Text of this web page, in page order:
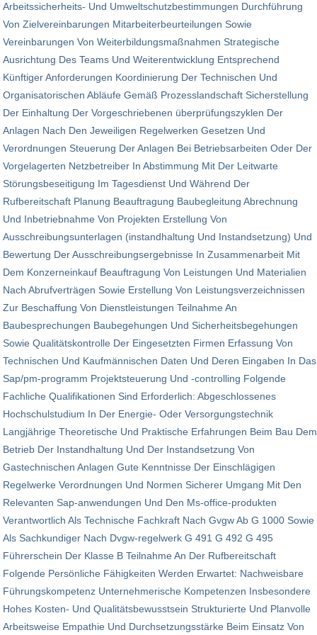
Arbeitssicherheits- Und Umweltschutzbestimmungen Durchführung
Von Zielvereinbarungen Mitarbeiterbeurteilungen Sowie
Vereinbarungen Von Weiterbildungsmaßnahmen Strategische
Ausrichtung Des Teams Und Weiterentwicklung Entsprechend
Künftiger Anforderungen Koordinierung Der Technischen Und
Organisatorischen Abläufe Gemäß Prozesslandschaft Sicherstellung
Der Einhaltung Der Vorgeschriebenen überprüfungszyklen Der
Anlagen Nach Den Jeweiligen Regelwerken Gesetzen Und
Verordnungen Steuerung Der Anlagen Bei Betriebsarbeiten Oder Der
Vorgelagerten Netzbetreiber In Abstimmung Mit Der Leitwarte
Störungsbeseitigung Im Tagesdienst Und Während Der
Rufbereitschaft Planung Beauftragung Baubegleitung Abrechnung
Und Inbetriebnahme Von Projekten Erstellung Von
Ausschreibungsunterlagen (instandhaltung Und Instandsetzung) Und
Bewertung Der Ausschreibungsergebnisse In Zusammenarbeit Mit
Dem Konzerneinkauf Beauftragung Von Leistungen Und Materialien
Nach Abrufverträgen Sowie Erstellung Von Leistungsverzeichnissen
Zur Beschaffung Von Dienstleistungen Teilnahme An
Baubesprechungen Baubegehungen Und Sicherheitsbegehungen
Sowie Qualitätskontrolle Der Eingesetzten Firmen Erfassung Von
Technischen Und Kaufmännischen Daten Und Deren Eingaben In Das
Sap/pm-programm Projektsteuerung Und -controlling Folgende
Fachliche Qualifikationen Sind Erforderlich: Abgeschlossenes
Hochschulstudium In Der Energie- Oder Versorgungstechnik
Langjährige Theoretische Und Praktische Erfahrungen Beim Bau Dem
Betrieb Der Instandhaltung Und Der Instandsetzung Von
Gastechnischen Anlagen Gute Kenntnisse Der Einschlägigen
Regelwerke Verordnungen Und Normen Sicherer Umgang Mit Den
Relevanten Sap-anwendungen Und Den Ms-office-produkten
Verantwortlich Als Technische Fachkraft Nach Gvgw Ab G 1000 Sowie
Als Sachkundiger Nach Dvgw-regelwerk G 491 G 492 G 495
Führerschein Der Klasse B Teilnahme An Der Rufbereitschaft
Folgende Persönliche Fähigkeiten Werden Erwartet: Nachweisbare
Führungskompetenz Unternehmerische Kompetenzen Insbesondere
Hohes Kosten- Und Qualitätsbewusstsein Strukturierte Und Planvolle
Arbeitsweise Empathie Und Durchsetzungsstärke Beim Einsatz Von